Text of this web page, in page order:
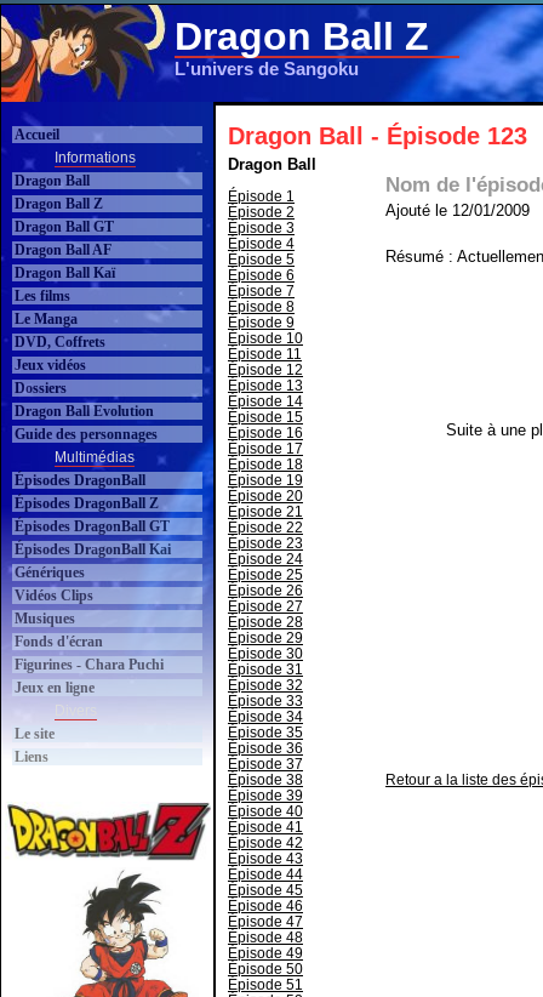
Dragon Ball Z
L'univers de Sangoku
Accueil
Informations
Dragon Ball
Dragon Ball Z
Dragon Ball GT
Dragon Ball AF
Dragon Ball Kaï
Les films
Le Manga
DVD, Coffrets
Jeux vidéos
Dossiers
Dragon Ball Evolution
Guide des personnages
Multimédias
Épisodes DragonBall
Épisodes DragonBall Z
Épisodes DragonBall GT
Épisodes DragonBall Kai
Génériques
Vidéos Clips
Musiques
Fonds d'écran
Figurines - Chara Puchi
Jeux en ligne
Le site
Liens
Dragon Ball - Épisode 123
Dragon Ball
Épisode 1
Épisode 2
Épisode 3
Épisode 4
Épisode 5
Épisode 6
Épisode 7
Épisode 8
Épisode 9
Épisode 10
Épisode 11
Épisode 12
Épisode 13
Épisode 14
Épisode 15
Épisode 16
Épisode 17
Épisode 18
Épisode 19
Épisode 20
Épisode 21
Épisode 22
Épisode 23
Épisode 24
Épisode 25
Épisode 26
Épisode 27
Épisode 28
Épisode 29
Épisode 30
Épisode 31
Épisode 32
Épisode 33
Épisode 34
Épisode 35
Épisode 36
Épisode 37
Épisode 38
Épisode 39
Épisode 40
Épisode 41
Épisode 42
Épisode 43
Épisode 44
Épisode 45
Épisode 46
Épisode 47
Épisode 48
Épisode 49
Épisode 50
Épisode 51
Nom de
Ajouté le 12/01/2009
Résumé :
Suite à une
Retour a la liste des